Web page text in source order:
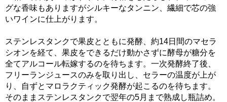
グな香味もありますがシルキーなタンニン、繊細で芯の強
いワインに仕上がります。
ステンレスタンクで果皮とともに発酵、約14日間のマセラ
シオンを経て、果皮をできるだけ動かさずに酵母が糖分を
全てアルコール転嫁するのを待ちます。一次発酵終了後、
フリーランジュースのみを取り出し、セラーの温度が上が
り、自ずとマロラクティック発酵が起こるのを待ちます。
そのままステンレスタンクで翌年の5月まで熟成し瓶詰め。